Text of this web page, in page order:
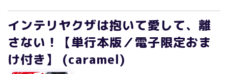
インテリヤクザは抱いて愛して、離
さない！【単行本版／電子限定おま
け付き】 (caramel)